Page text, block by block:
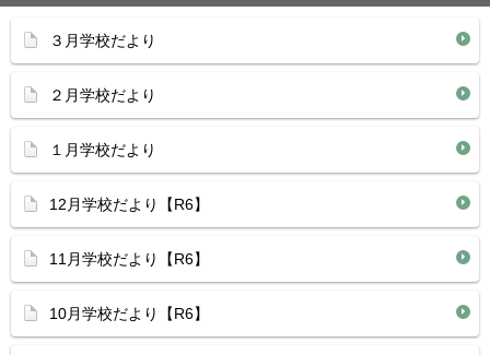
３月学校だより
２月学校だより
１月学校だより
12月学校だより【R6】
11月学校だより【R6】
10月学校だより【R6】